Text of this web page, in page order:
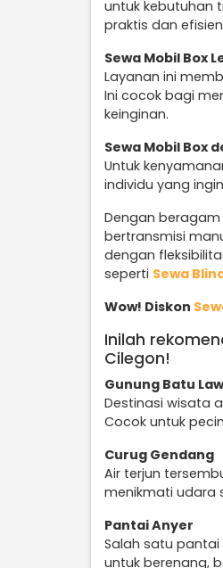
untuk kebutuhan
praktis dan
Sewa Mobil Box
Layanan ini
Ini cocok bagi
keinginan.
Sewa Mobil Box
Untuk
individu yang
Dengan beragam
bertransmisi
dengan
seperti Sewa
Wow! Diskon
Inilah
Cilegon!
Gunung Batu
Destinasi wisata
Cocok untuk
Curug Gendang
Air terjun
menikmati udara
Pantai Anyer
Salah satu
untuk berenang,